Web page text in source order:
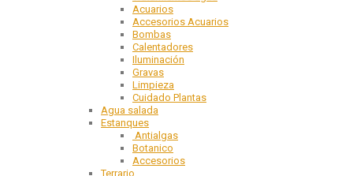
Acuarios
Accesorios Acuarios
Bombas
Calentadores
Iluminación
Gravas
Limpieza
Cuidado Plantas
Agua salada
Estanques
Antialgas
Botanico
Accesorios
Terrario